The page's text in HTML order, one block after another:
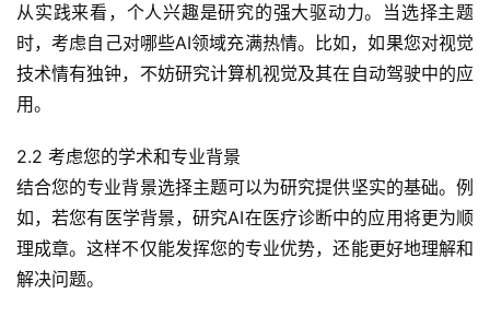
从实践来看，个人兴趣是研究的强大驱动力。当选择主题
时，考虑自己对哪些AI领域充满热情。比如，如果您对视觉
技术情有独钟，不妨研究计算机视觉及其在自动驾驶中的应
用。
2.2 考虑您的学术和专业背景
结合您的专业背景选择主题可以为研究提供坚实的基础。例
如，若您有医学背景，研究AI在医疗诊断中的应用将更为顺
理成章。这样不仅能发挥您的专业优势，还能更好地理解和
解决问题。